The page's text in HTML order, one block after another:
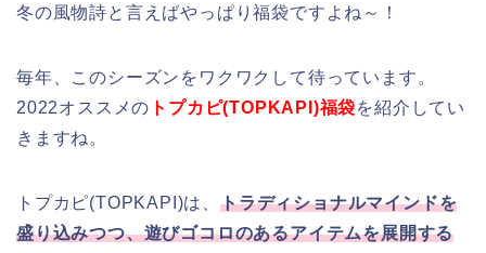
冬の風物詩と言えばやっぱり福袋ですよね～！
毎年、このシーズンをワクワクして待っています。
2022オススメの トプカピ(TOPKAPI)福袋を紹介してい
きますね。
トプカピ(TOPKAPI)は、 トラディショナルマインドを
盛り込みつつ、遊びゴコロのあるアイテムを展開する